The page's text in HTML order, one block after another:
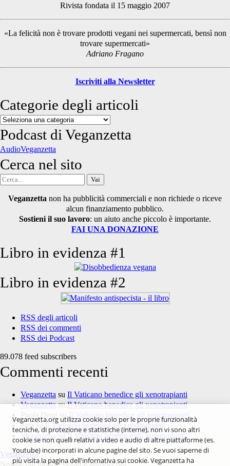
Sidebar
Rivista fondata il 15 maggio 2007
«La felicità non è trovare prodotti vegani nei supermercati, bensì non
trovare supermercati»
Adriano Fragano
Iscriviti alla Newsletter
Categorie degli articoli
Categorie
degli
articoli
Podcast di Veganzetta
AudioVeganzetta
Cerca nel sito
Cerca
Veganzetta non ha pubblicità commerciali e non richiede o riceve
alcun finanziamento pubblico.
Sostieni il suo lavoro: un aiuto anche piccolo è importante.
FAI UNA DONAZIONE
Libro in evidenza #1
Libro in evidenza #2
RSS degli articoli
RSS dei commenti
RSS dei Podcast
89.078 feed subscribers
Commenti recenti
Veganzetta su Il Vaticano benedice gli xenotrapianti
VeganzettasuIl Vaticano benedice gli xenotrapianti
Paola Drog suIl Vaticano benedice gli xenotrapianti
luca suIl Vaticano benedice gli xenotrapianti
Veganzetta su Il Vaticano benedice gli xenotrapianti
Veganzetta
Notizie dal mondo vegan e antispecista
Veganzetta.org utilizza cookie solo per le proprie funzionalità
tecniche, di protezione e statistiche (interne), non vi sono altri
cookie se non quelli relativi a video e audio di altre piattaforme (es.
Youtube) incorporati in alcune pagine del sito. Se vuoi saperne di
più visita la pagina dell'infornativa sui cookie. Veganzetta ha